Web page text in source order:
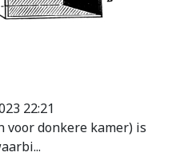
22:21
voor donkere kamer) is